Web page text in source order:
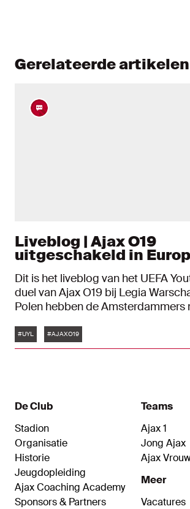
Gerelateerde artikelen
Liveblog | Ajax O19
uitgeschakeld in
Dit is het liveblog van het UEFA
duel van Ajax O19 bij Legia
Polen hebben de Amsterdammers
is.
Tags
#UYL #AJAXO19
De Club
Stadion
Organisatie
Historie
Jeugdopleiding
Ajax Coaching Academy
Sponsors & Partners
Teams
Ajax 1
Jong Ajax
Ajax
Meer
Vacatures